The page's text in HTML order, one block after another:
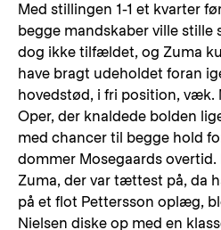
Med stillingen 1-1 et kvarter
begge mandskaber ville stille
dog ikke tilfældet, og Zuma
have bragt udeholdet foran
hovedstød, i fri position, væk.
Oper, der knaldede bolden
med chancer til begge hold
dommer Mosegaards
Zuma, der var tættest på, da
på et flot Pettersson oplæg,
Nielsen diske op med en